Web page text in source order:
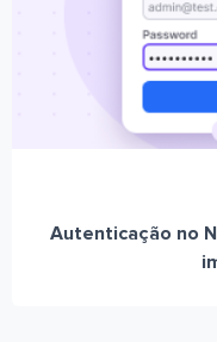
Autenticação no